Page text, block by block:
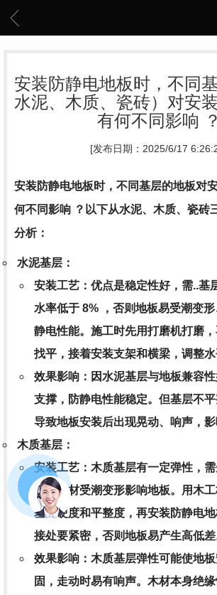
安装防静电地板时，不同
水泥、木质、瓷砖）对安
有何不同影响 ？
[发布日期：2025/6/17
安装防静电地板时， 不同基层的地板对
何不同影响 ？ 以下从水泥、木质、瓷砖
分析：
水泥基层 ：
安装工艺 ：优点是稳定性好，需..基
水率低于 8% ，否则地板易受潮变
静电性能。施工时先用打磨机打磨
找平，接着安装支架和横梁，调整水
效果影响 ：因水泥基层与地板兼容
支撑，防静电性能稳定。但基层不
导致地板安装后出现晃动、响声，影
木质基层 ：
安装工艺 ：木质基层有一定弹性，
防止木材受潮变形影响地板。用木
基层硬度和平整度，再安装防静电
接处要紧密，否则地板易产生高低差
效果影响 ：木质基层弹性可能使地
固，走动时易有响声。木材本身绝